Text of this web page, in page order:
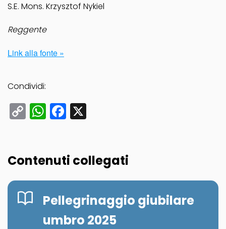
S.E. Mons. Krzysztof Nykiel
Reggente
Link alla fonte »
Condividi:
Copy
Link
WhatsApp
Facebook
Contenuti collegati
Pellegrinaggio giubilare
umbro 2025